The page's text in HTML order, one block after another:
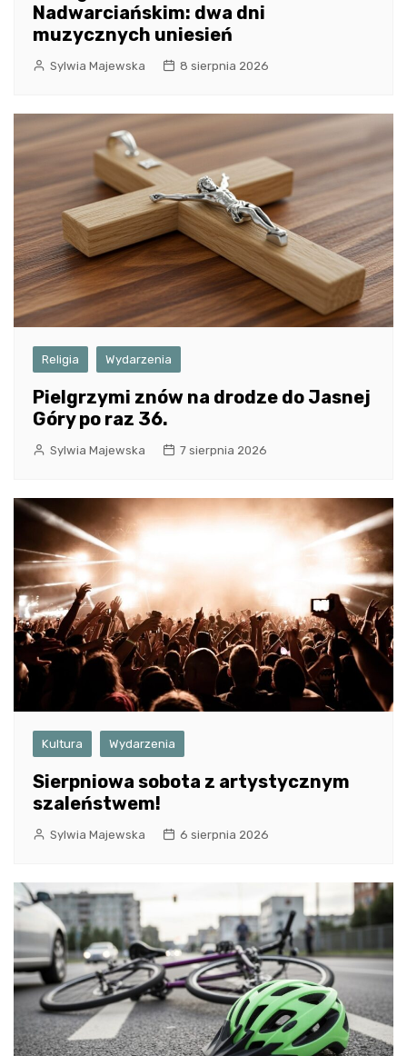
Nadwarciańskim: dwa dni
muzycznych uniesień
Sylwia Majewska 8 sierpnia 2026
Religia Wydarzenia
Pielgrzymi znów na drodze do Jasnej
Góry po raz 36.
Sylwia Majewska 7 sierpnia 2026
Kultura Wydarzenia
Sierpniowa sobota z artystycznym
szaleństwem!
Sylwia Majewska 6 sierpnia 2026